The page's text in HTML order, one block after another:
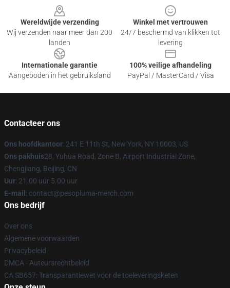
Wereldwijde verzending
Wij verzenden naar meer dan 200
landen
Winkel met vertrouwen
24/7 beschermd van klikken tot
levering
Internationale garantie
Aangeboden in het gebruiksland
100% veilige afhandeling
PayPal / MasterCard / Visa
Contacteer ons
Ons hoofdkantoor: 241 E 11th St, New York, NY 10003, US
Ons pakhuis28, Yuhua Road, Zone B, Airport Industrial Zone,
Chengjiang, Beijing, CN
Uur: 21.00 uur 5.00 uur
E-mail : contact@pesopluma-merch.com
Ons bedrijf
Over ons
Algemene voorwaarden
Privacybeleid
DMCA - Auteursrechtbeleid
CA SB657: Transparantiewet voor de toeleveringsketen